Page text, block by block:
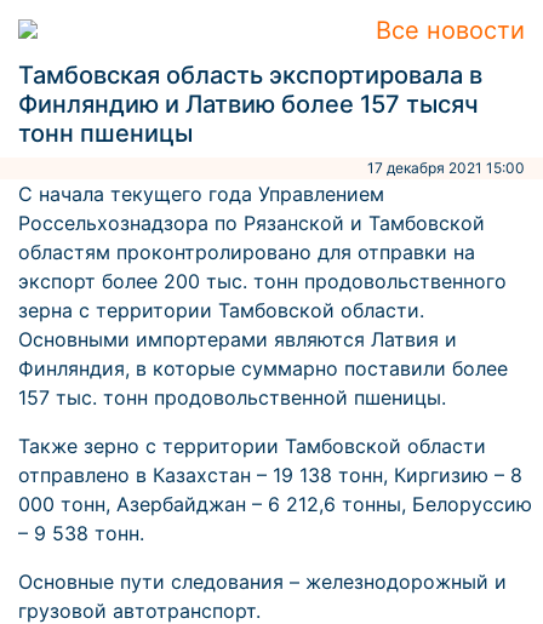
Все новости
Тамбовская область экспортировала в
Финляндию и Латвию более 157 тысяч
тонн пшеницы
17 декабря 2021 15:00
С начала текущего года Управлением
Россельхознадзора по Рязанской и Тамбовской
областям проконтролировано для отправки на
экспорт более 200 тыс. тонн продовольственного
зерна с территории Тамбовской области.
Основными импортерами являются Латвия и
Финляндия, в которые суммарно поставили более
157 тыс. тонн продовольственной пшеницы.
Также зерно с территории Тамбовской области
отправлено в Казахстан – 19 138 тонн, Киргизию – 8
000 тонн, Азербайджан – 6 212,6 тонны, Белоруссию
– 9 538 тонн.
Основные пути следования – железнодорожный и
грузовой автотранспорт.